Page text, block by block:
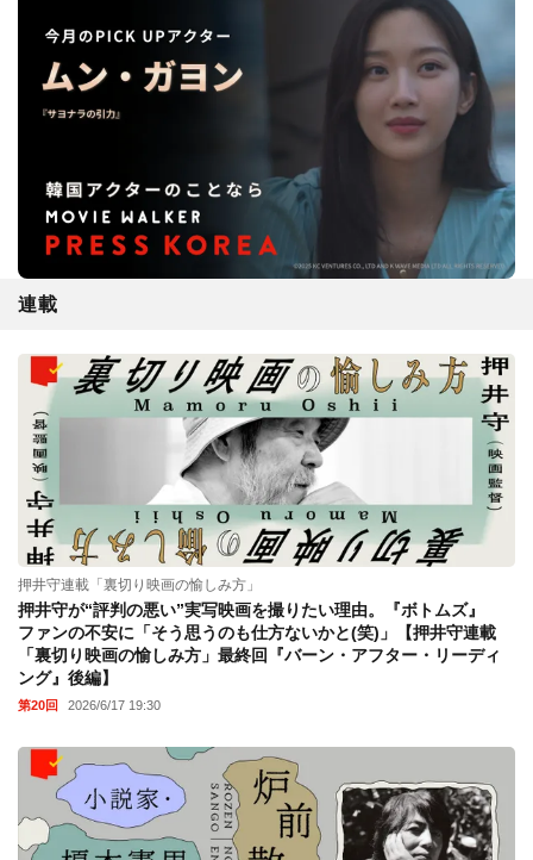
連載
押井守連載「裏切り映画の愉しみ方」
押井守が“評判の悪い”実写映画を撮りたい理由。『ボトムズ』
ファンの不安に「そう思うのも仕方ないかと(笑)」【押井守連載
「裏切り映画の愉しみ方」最終回『バーン・アフター・リーディ
ング』後編】
第20回 2026/6/17 19:30